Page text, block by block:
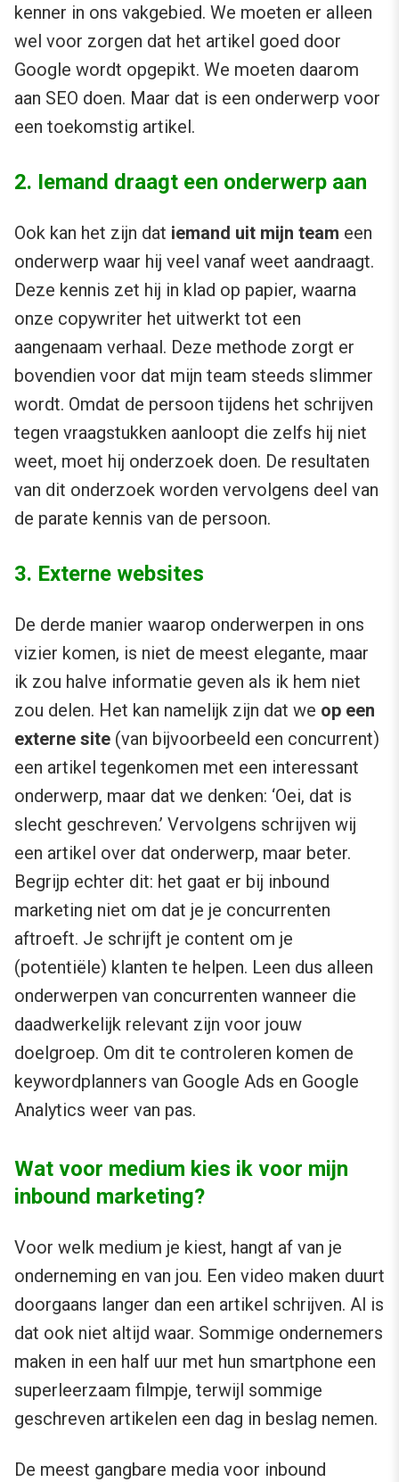
kenner in ons vakgebied. We moeten er alleen
wel voor zorgen dat het artikel goed door
Google wordt opgepikt. We moeten daarom
aan SEO doen. Maar dat is een onderwerp voor
een toekomstig artikel.
2. Iemand draagt een onderwerp aan
Ook kan het zijn dat iemand uit mijn team een
onderwerp waar hij veel vanaf weet aandraagt.
Deze kennis zet hij in klad op papier, waarna
onze copywriter het uitwerkt tot een
aangenaam verhaal. Deze methode zorgt er
bovendien voor dat mijn team steeds slimmer
wordt. Omdat de persoon tijdens het schrijven
tegen vraagstukken aanloopt die zelfs hij niet
weet, moet hij onderzoek doen. De resultaten
van dit onderzoek worden vervolgens deel van
de parate kennis van de persoon.
3. Externe websites
De derde manier waarop onderwerpen in ons
vizier komen, is niet de meest elegante, maar
ik zou halve informatie geven als ik hem niet
zou delen. Het kan namelijk zijn dat we op een
externe site (van bijvoorbeeld een concurrent)
een artikel tegenkomen met een interessant
onderwerp, maar dat we denken: ‘Oei, dat is
slecht geschreven.’ Vervolgens schrijven wij
een artikel over dat onderwerp, maar beter.
Begrijp echter dit: het gaat er bij inbound
marketing niet om dat je je concurrenten
aftroeft. Je schrijft je content om je
(potentiële) klanten te helpen. Leen dus alleen
onderwerpen van concurrenten wanneer die
daadwerkelijk relevant zijn voor jouw
doelgroep. Om dit te controleren komen de
keywordplanners van Google Ads en Google
Analytics weer van pas.
Wat voor medium kies ik voor mijn
inbound marketing?
Voor welk medium je kiest, hangt af van je
onderneming en van jou. Een video maken duurt
doorgaans langer dan een artikel schrijven. Al is
dat ook niet altijd waar. Sommige ondernemers
maken in een half uur met hun smartphone een
superleerzaam filmpje, terwijl sommige
geschreven artikelen een dag in beslag nemen.
De meest gangbare media voor inbound